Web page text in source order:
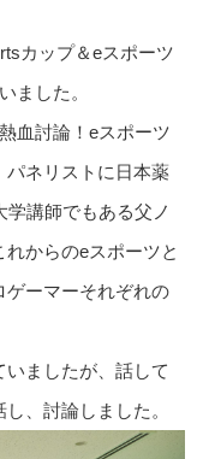
カップ＆eスポーツ
ました。
血討論！eスポーツ
パネリストに日本薬
講師でもある父ノ
からのeスポーツと
ゲーマーそれぞれの
ましたが、話して
、討論しました。